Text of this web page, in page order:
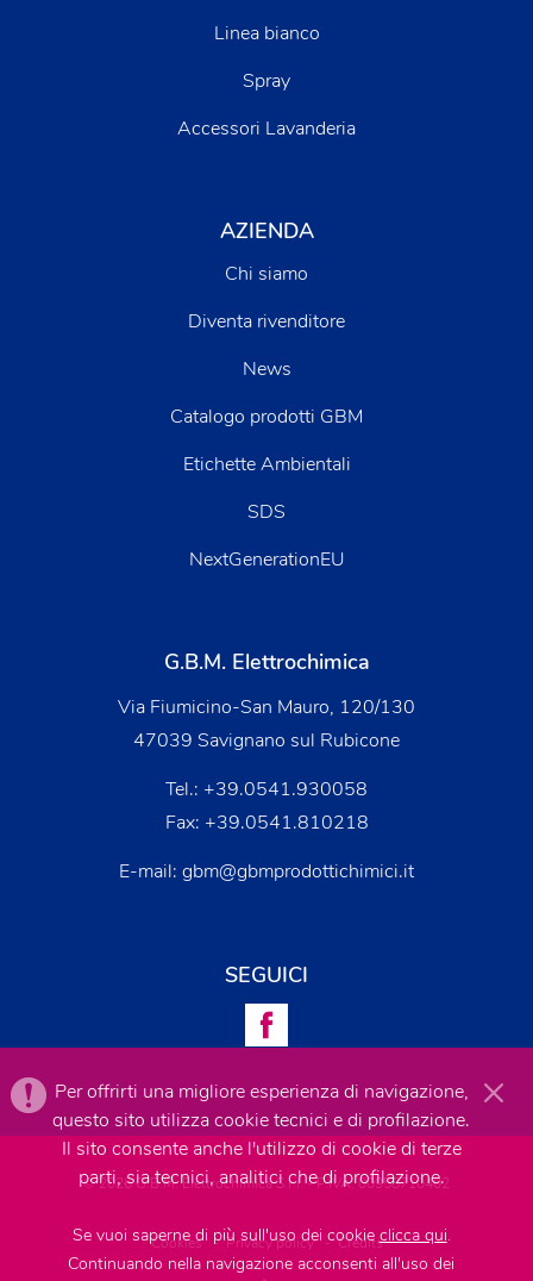
Linea bianco
Spray
Accessori Lavanderia
AZIENDA
Chi siamo
Diventa rivenditore
News
Catalogo prodotti GBM
Etichette Ambientali
SDS
NextGenerationEU
G.B.M. Elettrochimica
Via Fiumicino-San Mauro, 120/130
47039 Savignano sul Rubicone
Tel.: +39.0541.930058
Fax: +39.0541.810218
E-mail: gbm@gbmprodottichimici.it
SEGUICI
© 2026 G.B.M. Elettrochimica S.r.l. - P.IVA: 00958710402
Cookies-Privacy policy-Credits
Per offrirti una migliore esperienza di navigazione,
questo sito utilizza cookie tecnici e di profilazione.
Il sito consente anche l'utilizzo di cookie di terze
parti, sia tecnici, analitici che di profilazione.
Se vuoi saperne di più sull'uso dei cookieclicca qui.
Continuando nella navigazione acconsenti all'uso dei